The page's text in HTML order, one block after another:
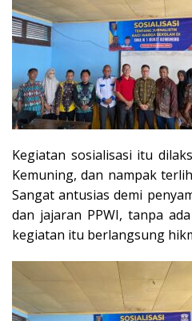
Kegiatan sosialisasi itu
Kemuning, dan nampak
Sangat antusias demi
dan jajaran PPWI, tanpa
kegiatan itu berlangsung